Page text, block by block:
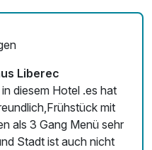
Liberec
diesem Hotel .es hat
mit
als 3 Gang Menü sehr
Stadt ist auch nicht